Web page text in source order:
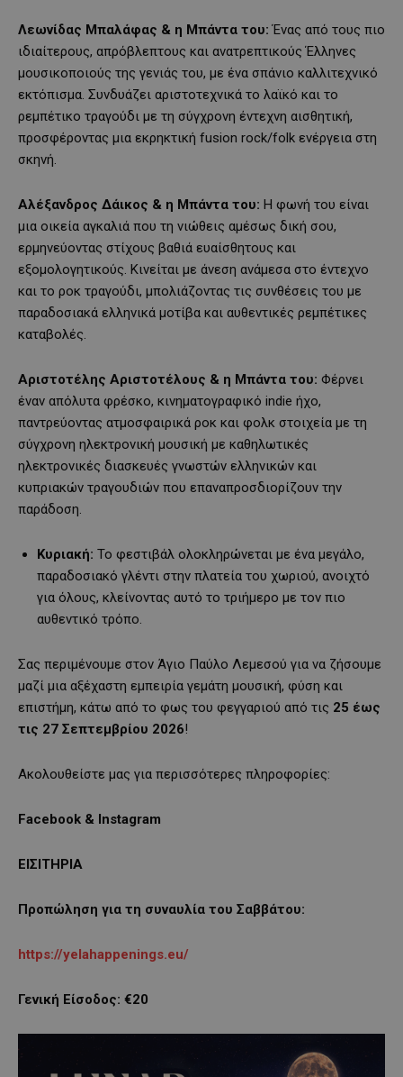
Λεωνίδας Μπαλάφας & η Μπάντα του: Ένας από τους πιο
ιδιαίτερους, απρόβλεπτους και ανατρεπτικούς Έλληνες
μουσικοποιούς της γενιάς του, με ένα σπάνιο καλλιτεχνικό
εκτόπισμα. Συνδυάζει αριστοτεχνικά το λαϊκό και το
ρεμπέτικο τραγούδι με τη σύγχρονη έντεχνη αισθητική,
προσφέροντας μια εκρηκτική fusion rock/folk ενέργεια στη
σκηνή.
Αλέξανδρος Δάικος & η Μπάντα του: Η φωνή του είναι
μια οικεία αγκαλιά που τη νιώθεις αμέσως δική σου,
ερμηνεύοντας στίχους βαθιά ευαίσθητους και
εξομολογητικούς. Κινείται με άνεση ανάμεσα στο έντεχνο
και το ροκ τραγούδι, μπολιάζοντας τις συνθέσεις του με
παραδοσιακά ελληνικά μοτίβα και αυθεντικές ρεμπέτικες
καταβολές.
Αριστοτέλης Αριστοτέλους & η Μπάντα του: Φέρνει
έναν απόλυτα φρέσκο, κινηματογραφικό indie ήχο,
παντρεύοντας ατμοσφαιρικά ροκ και φολκ στοιχεία με τη
σύγχρονη ηλεκτρονική μουσική με καθηλωτικές
ηλεκτρονικές διασκευές γνωστών ελληνικών και
κυπριακών τραγουδιών που επαναπροσδιορίζουν την
παράδοση.
Κυριακή: Το φεστιβάλ ολοκληρώνεται με ένα μεγάλο,
παραδοσιακό γλέντι στην πλατεία του χωριού, ανοιχτό
για όλους, κλείνοντας αυτό το τριήμερο με τον πιο
αυθεντικό τρόπο.
Σας περιμένουμε στον Άγιο Παύλο Λεμεσού για να ζήσουμε
μαζί μια αξέχαστη εμπειρία γεμάτη μουσική, φύση και
επιστήμη, κάτω από το φως του φεγγαριού από τις 25 έως
τις 27 Σεπτεμβρίου 2026!
Ακολουθείστε μας για περισσότερες πληροφορίες:
Facebook & Instagram
ΕΙΣΙΤΗΡΙΑ
Προπώληση για τη συναυλία του Σαββάτου:
https://yelahappenings.eu/
Γενική Είσοδος: €20